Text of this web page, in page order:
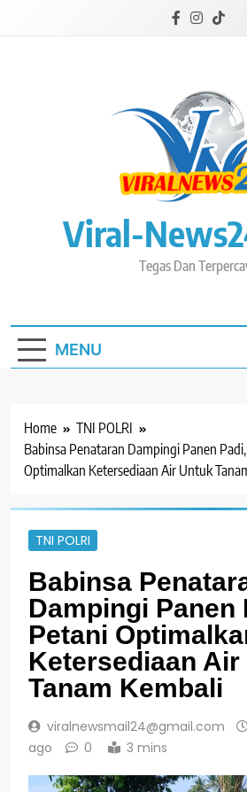
Viral-
Tegas Dan
MENU
Home
TNI POLRI
Babinsa Penataran Dampingi Panen
Optimalkan Ketersediaan Air Untuk
TNI POLRI
Babinsa
Dampingi Panen
Petani
Ketersediaan Air
Tanam Kembali
viralnewsmail24@gmail.com
ago
0 3 mins